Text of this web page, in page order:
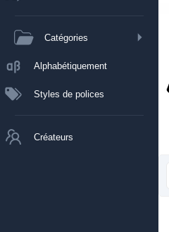
Catégories
Alphabétiquement
Styles de polices
Créateurs